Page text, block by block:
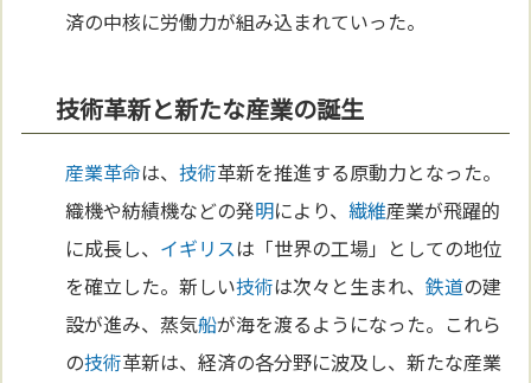
済の中核に労働力が組み込まれていった。
技術革新と新たな産業の誕生
産業革命は、技術革新を推進する原動力となった。
織機や紡績機などの発明により、繊維産業が飛躍的
に成長し、 イギリスは「世界の工場」としての地位
を確立した。新しい技術は次々と生まれ、鉄道の建
設が進み、蒸気船が海を渡るようになった。これら
の技術革新は、経済の各分野に波及し、新たな産業